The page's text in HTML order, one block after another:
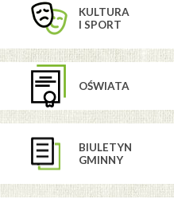
KULTURA
I SPORT
OŚWIATA
BIULETYN
GMINNY